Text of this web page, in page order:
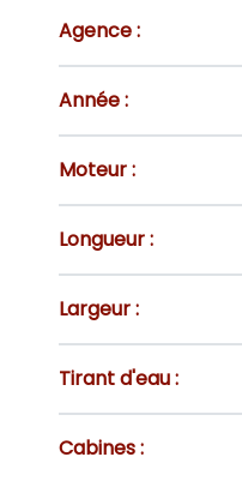
Agence :
Année :
Moteur :
Longueur :
Largeur :
Tirant d'eau :
Cabines :